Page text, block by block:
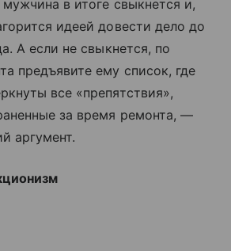
в итоге свыкнется и,
идеей довести дело до
А если не свыкнется, по
предъявите ему список, где
все «препятствия»,
за время ремонта, —
аргумент.